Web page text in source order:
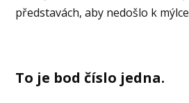
představách, aby nedošlo k
To je bod číslo jedna.